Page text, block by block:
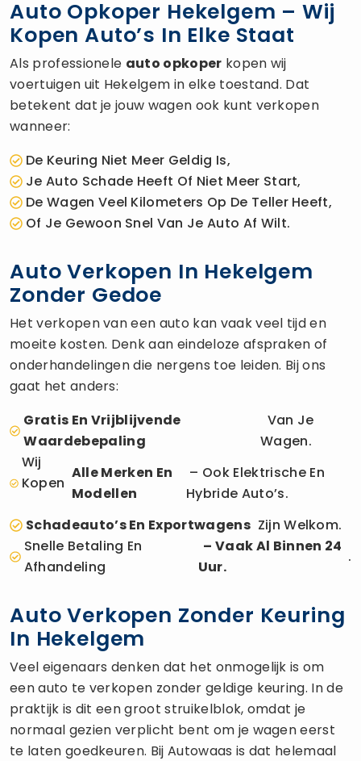
Auto Opkoper Hekelgem – Wij
Kopen Auto’s In Elke Staat
Als professionele auto opkoper kopen wij
voertuigen uit Hekelgem in elke toestand. Dat
betekent dat je jouw wagen ook kunt verkopen
wanneer:
De Keuring Niet Meer Geldig Is,
Je Auto Schade Heeft Of Niet Meer Start,
De Wagen Veel Kilometers Op De Teller Heeft,
Of Je Gewoon Snel Van Je Auto Af Wilt.
Auto Verkopen In Hekelgem
Zonder Gedoe
Het verkopen van een auto kan vaak veel tijd en
moeite kosten. Denk aan eindeloze afspraken of
onderhandelingen die nergens toe leiden. Bij ons
gaat het anders:
Gratis En Vrijblijvende
Waardebepaling
Van Je
Wagen.
Wij
Kopen
Alle Merken En
Modellen
– Ook Elektrische En
Hybride Auto’s.
Schadeauto’s En ExportwagensZijn Welkom.
Snelle Betaling En
Afhandeling
– Vaak Al Binnen 24
Uur.
.
Auto Verkopen Zonder Keuring
In Hekelgem
Veel eigenaars denken dat het onmogelijk is om
een auto te verkopen zonder geldige keuring. In de
praktijk is dit een groot struikelblok, omdat je
normaal gezien verplicht bent om je wagen eerst
te laten goedkeuren. Bij Autowaas is dat helemaal